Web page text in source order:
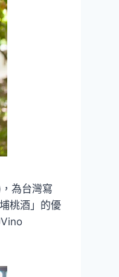
為台灣寫
桃酒」的優